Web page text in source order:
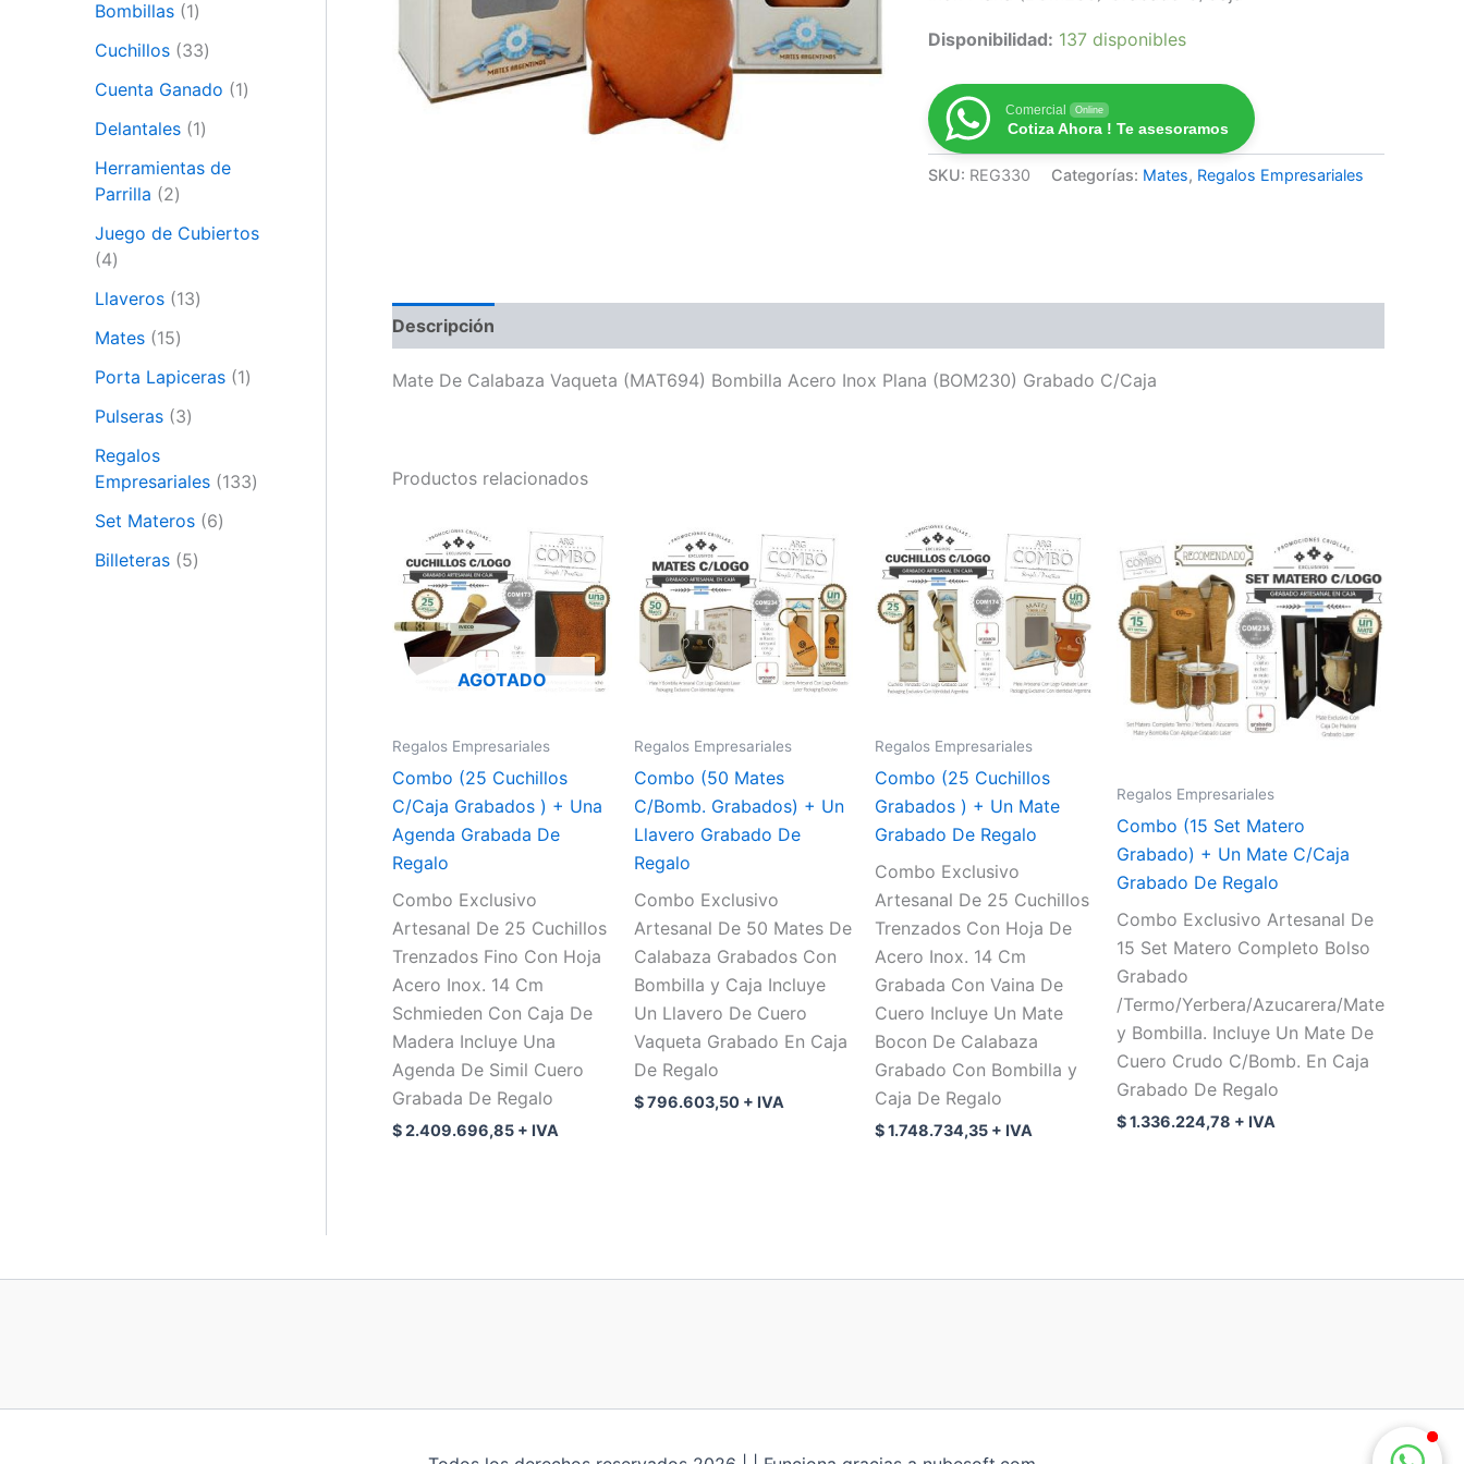
Bombillas 1
Cuchillos 33
Cuenta Ganado 1
Delantales 1
Herramientas de
Parrilla
2
Juego de Cubiertos
4
Llaveros 13
Mates 15
Porta Lapiceras 1
Pulseras 3
Regalos
Empresariales 133
Set Materos 6
Billeteras 5
Disponibilidad: 137 disponibles
Comercial Online
Cotiza Ahora ! Te asesoramos
SKU: REG330 Categorías: Mates, Regalos Empresariales
Descripción
Mate De Calabaza Vaqueta (MAT694) Bombilla Acero Inox Plana (BOM230) Grabado C/Caja
Productos relacionados
AGOTADO
Regalos Empresariales
Combo (25 Cuchillos
C/Caja Grabados ) + Una
Agenda Grabada De
Regalo
Combo Exclusivo
Artesanal De 25 Cuchillos
Trenzados Fino Con Hoja
Acero Inox. 14 Cm
Schmieden Con Caja De
Madera Incluye Una
Agenda De Simil Cuero
Grabada De Regalo
$2.409.696,85 + IVA
Regalos Empresariales
Combo (50 Mates
C/Bomb. Grabados) + Un
Llavero Grabado De
Regalo
Combo Exclusivo
Artesanal De 50 Mates De
Calabaza Grabados Con
Bombilla y Caja Incluye
Un Llavero De Cuero
Vaqueta Grabado En Caja
De Regalo
$796.603,50 + IVA
Regalos Empresariales
Combo (25 Cuchillos
Grabados ) + Un Mate
Grabado De Regalo
Combo Exclusivo
Artesanal De 25 Cuchillos
Trenzados Con Hoja De
Acero Inox. 14 Cm
Grabada Con Vaina De
Cuero Incluye Un Mate
Bocon De Calabaza
Grabado Con Bombilla y
Caja De Regalo
$1.748.734,35 + IVA
Regalos Empresariales
Combo (15 Set Matero
Grabado) + Un Mate C/Caja
Grabado De Regalo
Combo Exclusivo Artesanal De
15 Set Matero Completo Bolso
Grabado
/Termo/Yerbera/Azucarera/Mate
y Bombilla. Incluye Un Mate De
Cuero Crudo C/Bomb. En Caja
Grabado De Regalo
$1.336.224,78 + IVA